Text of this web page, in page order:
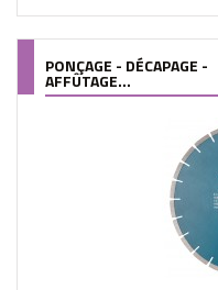
PONÇAGE - DÉCAPAGE -
AFFÛTAGE...